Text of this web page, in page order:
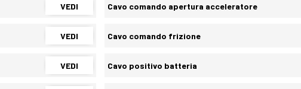
VEDI Cavo comando apertura acceleratore
VEDI Cavo comando frizione
VEDI Cavo positivo batteria